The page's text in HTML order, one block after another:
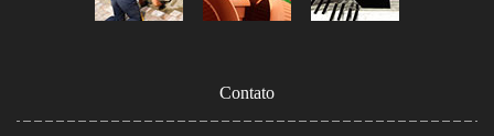
Contato